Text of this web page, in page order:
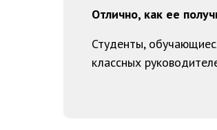
Отлично, как ее
Студенты,
классных